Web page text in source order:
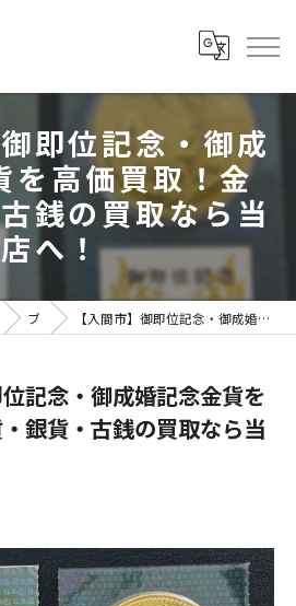
即位記念・御成
を高価買取！金
銭の買取なら当
店へ！
ブログ 【入間市】御即位記念・御成婚記念金貨を高価買取！金貨・銀貨・古銭の買取なら当店へ！
位記念・御成婚記念金貨を
銀貨・古銭の買取なら当